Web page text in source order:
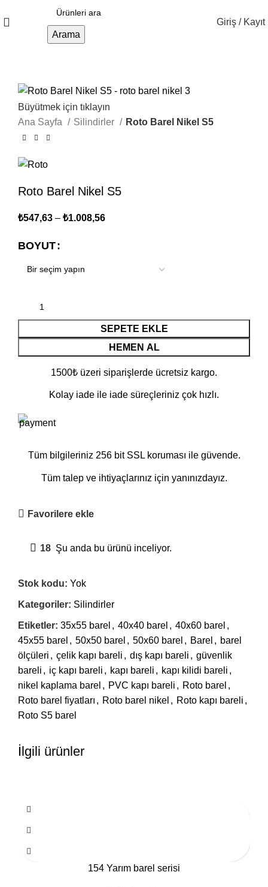
Arama
Giriş / Kayıt
Büyütmek için tıklayın
Ana Sayfa
Silindirler Roto Barel Nikel S5
Roto Barel Nikel S5
₺547,63 – ₺1.008,56
BOYUT
SEPETE EKLE
HEMEN AL
1500₺ üzeri siparişlerde ücretsiz kargo.
Kolay iade ile iade süreçleriniz çok hızlı.
Tüm bilgileriniz 256 bit SSL koruması ile güvende.
Tüm talep ve ihtiyaçlarınız için yanınızdayız.
Favorilere ekle
18 Şu anda bu ürünü inceliyor.
Stok kodu: Yok
Kategoriler: Silindirler
Etiketler: 35x55 barel , 40x40 barel , 40x60 barel ,
45x55 barel , 50x50 barel , 50x60 barel , Barel , barel
ölçüleri , çelik kapı bareli , dış kapı bareli , güvenlik
bareli , iç kapı bareli , kapı bareli , kapı kilidi bareli ,
nikel kaplama barel , PVC kapı bareli , Roto barel ,
Roto barel fiyatları , Roto barel nikel , Roto kapı bareli ,
Roto S5 barel
İlgili ürünler
154 Yarım barel serisi